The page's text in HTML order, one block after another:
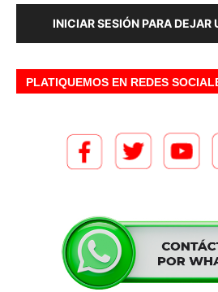
INICIAR SESIÓN PARA DEJAR
PLATIQUEMOS EN REDES